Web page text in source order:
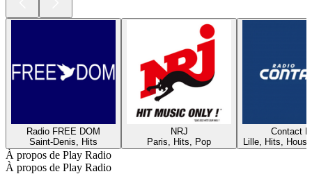
Radio FREE DOM
Saint-Denis, Hits
NRJ
Paris, Hits, Pop
Contact
Lille, Hits,
À propos de Play Radio
À propos de Play Radio